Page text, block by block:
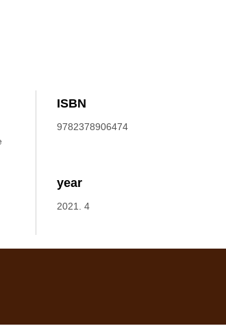
ISBN
9782378906474
year
2021. 4